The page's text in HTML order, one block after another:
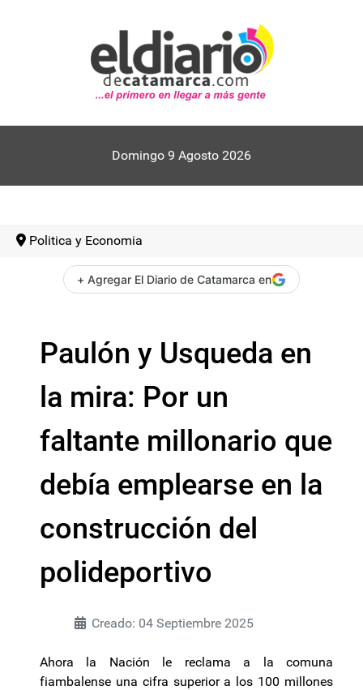
Domingo 9 Agosto 2026
Politica y Economia
+ Agregar El Diario de Catamarca en
Paulón y Usqueda en
la mira: Por un
faltante millonario que
debía emplearse en la
construcción del
polideportivo
Creado: 04 Septiembre 2025
Ahora la Nación le reclama a la comuna
fiambalense una cifra superior a los 100 millones